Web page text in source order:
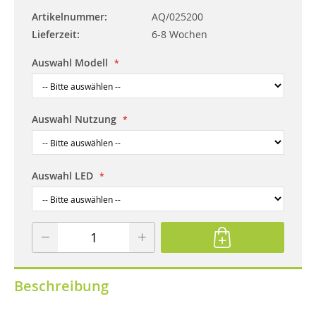
Artikelnummer
AQ/025200
Lieferzeit
6-8 Wochen
Auswahl Modell
Auswahl Nutzung
Auswahl LED
Beschreibung